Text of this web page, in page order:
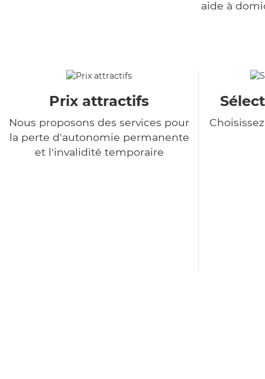
aide à
Prix attractifs
Nous proposons des services pour
la perte d'autonomie permanente
et l'invalidité temporaire